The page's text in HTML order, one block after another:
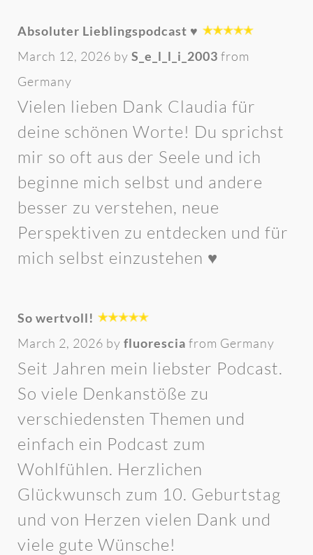
Absoluter Lieblingspodcast ♥️
March 12, 2026 by S_e_l_l_i_2003 from
Germany
Vielen lieben Dank Claudia für
deine schönen Worte! Du sprichst
mir so oft aus der Seele und ich
beginne mich selbst und andere
besser zu verstehen, neue
Perspektiven zu entdecken und für
mich selbst einzustehen ♥️
So wertvoll!
March 2, 2026 by fluorescia from Germany
Seit Jahren mein liebster Podcast.
So viele Denkanstöße zu
verschiedensten Themen und
einfach ein Podcast zum
Wohlfühlen. Herzlichen
Glückwunsch zum 10. Geburtstag
und von Herzen vielen Dank und
viele gute Wünsche!